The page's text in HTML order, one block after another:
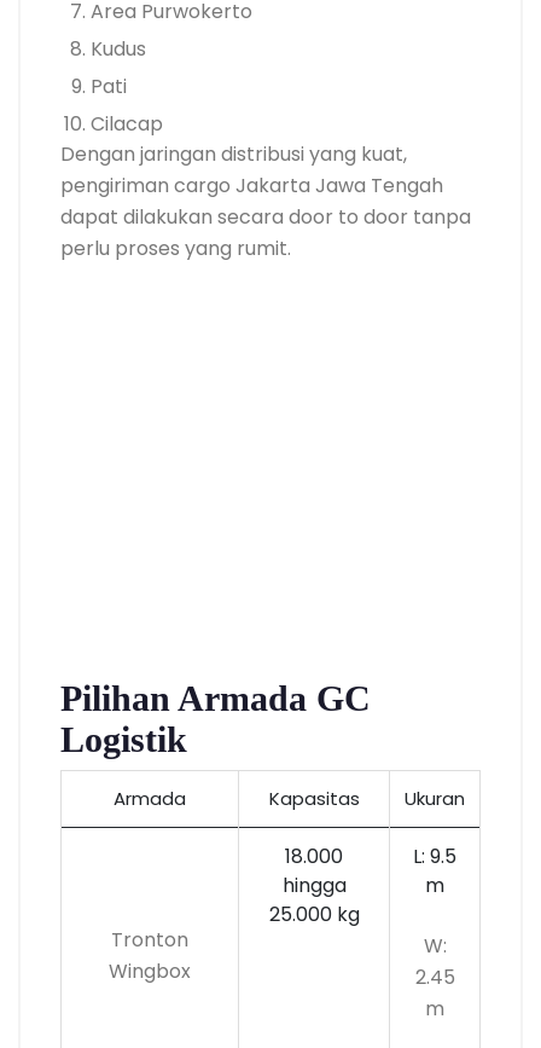
Area Purwokerto
Kudus
Pati
Cilacap
Dengan jaringan distribusi yang kuat,
pengiriman cargo Jakarta Jawa Tengah
dapat dilakukan secara door to door tanpa
perlu proses yang rumit.
Pilihan Armada GC
Logistik
Armada Kapasitas Ukuran
Tronton
Wingbox
18.000
hingga
25.000 kg
L: 9.5
m
W:
2.45
m